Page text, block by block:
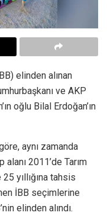
elinden alınan
ve AKP
oğlu Bilal Erdoğan’ın
aynı zamanda
2011’de Tarım
25 yıllığına tahsis
İBB seçimlerine
elinden alındı.